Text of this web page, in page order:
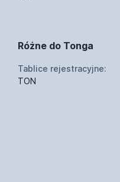
Różne do Tonga
Tablice rejestracyjne:
TON